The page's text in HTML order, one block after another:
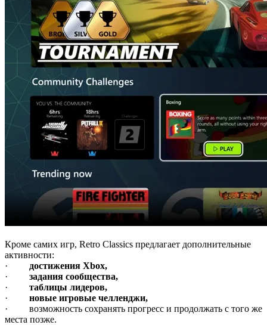
Кроме самих игр, Retro Classics предлагает дополнительные
активности:
· достижения Xbox,
· задания сообщества,
· таблицы лидеров,
· новые игровые челленджи,
· возможность сохранять прогресс и продолжать с того же
места позже.